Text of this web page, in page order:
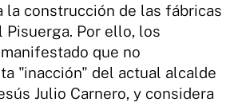
la construcción de las fábricas
Pisuerga. Por ello, los
que no
"inacción" del actual alcalde
Julio Carnero, y considera